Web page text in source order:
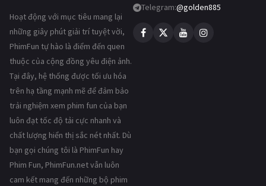
Hoạt động với mục tiêu mang lại
những giây phút giải trí tuyệt vời,
PhimFun tự hào là điểm đến quen
thuộc của cộng đồng yêu điện ảnh.
Tại đây, hệ thống được tối ưu hóa
trên hạ tầng mạnh mẽ để đảm bảo
trải nghiệm xem phim fun của bạn
luôn đạt tốc độ tải cực nhanh và
chất lượng hiển thị sắc nét nhất. Dù
bạn gọi chúng tôi là PhimFun hay
Phim Fun, PhimFun.net vẫn luôn
cam kết mang đến những bộ phim
Telegram:@golden885